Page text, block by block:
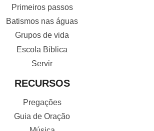
Primeiros passos
Batismos nas águas
Grupos de vida
Escola Bíblica
Servir
RECURSOS
Pregações
Guia de Oração